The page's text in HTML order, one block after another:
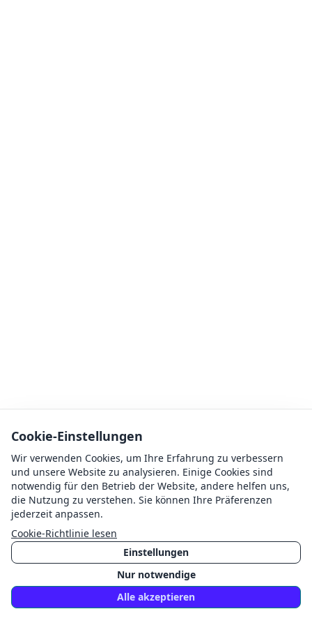
Cookie-Einstellungen
Wir verwenden Cookies, um Ihre Erfahrung zu verbessern
und unsere Website zu analysieren. Einige Cookies sind
notwendig für den Betrieb der Website, andere helfen uns,
die Nutzung zu verstehen. Sie können Ihre Präferenzen
jederzeit anpassen.
Cookie-Richtlinie lesen
Einstellungen
Nur notwendige
Alle akzeptieren